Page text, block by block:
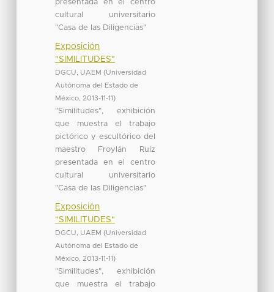
presentada en el centro
cultural universitario
"Casa de las Diligencias"
Exposición
"SIMILITUDES"
DGCU, UAEM (Universidad
Autónoma del Estado de
México, 2013-11-11)
"Similitudes", exhibición
que muestra el trabajo
pictórico y escultórico del
maestro Froylán Ruíz
presentada en el centro
cultural universitario
"Casa de las Diligencias"
Exposición
"SIMILITUDES"
DGCU, UAEM (Universidad
Autónoma del Estado de
México, 2013-11-11)
"Similitudes", exhibición
que muestra el trabajo